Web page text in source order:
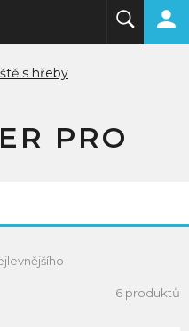
s hřeby
PRO
6 produktů